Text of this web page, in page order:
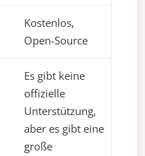
Kostenlos,
Open-Source
Es gibt keine
offizielle
Unterstützung,
aber es gibt eine
große